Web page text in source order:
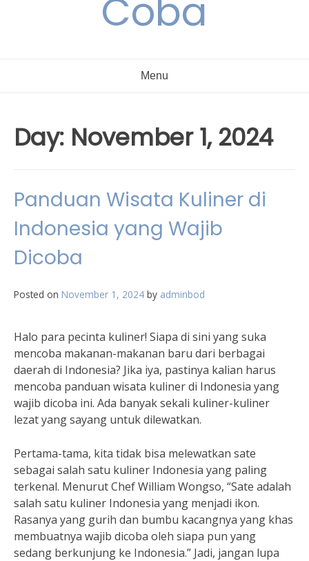
Coba
Menu
Day: November 1, 2024
Panduan Wisata Kuliner di
Indonesia yang Wajib
Dicoba
Posted on November 1, 2024 by adminbod
Halo para pecinta kuliner! Siapa di sini yang suka
mencoba makanan-makanan baru dari berbagai
daerah di Indonesia? Jika iya, pastinya kalian harus
mencoba panduan wisata kuliner di Indonesia yang
wajib dicoba ini. Ada banyak sekali kuliner-kuliner
lezat yang sayang untuk dilewatkan.
Pertama-tama, kita tidak bisa melewatkan sate
sebagai salah satu kuliner Indonesia yang paling
terkenal. Menurut Chef William Wongso, “Sate adalah
salah satu kuliner Indonesia yang menjadi ikon.
Rasanya yang gurih dan bumbu kacangnya yang khas
membuatnya wajib dicoba oleh siapa pun yang
sedang berkunjung ke Indonesia.” Jadi, jangan lupa